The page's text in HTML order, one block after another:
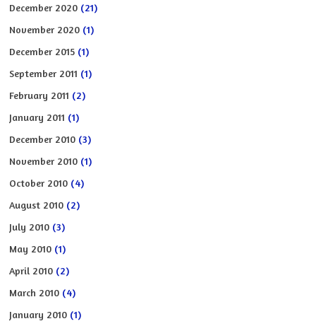
December 2020 (21)
November 2020 (1)
December 2015 (1)
September 2011 (1)
February 2011 (2)
January 2011 (1)
December 2010 (3)
November 2010 (1)
October 2010 (4)
August 2010 (2)
July 2010 (3)
May 2010 (1)
April 2010 (2)
March 2010 (4)
January 2010 (1)